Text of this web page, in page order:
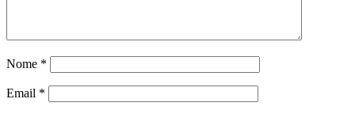
Nome *
Email *